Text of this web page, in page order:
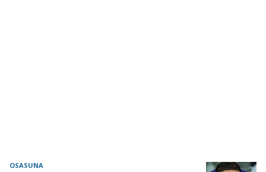
OSASUNA